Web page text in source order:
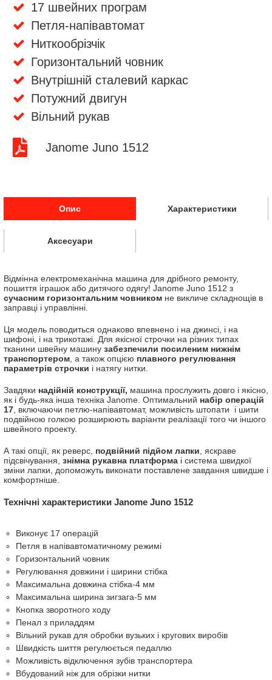
17 швейних програм
Петля-напівавтомат
Ниткообрізчік
Горизонтальний човник
Внутрішній сталевий каркас
Потужний двигун
Вільний рукав
Janome Juno 1512
Опис Характеристики
Аксесуари
Відмінна електромеханічна машина для дрібного ремонту,
пошиття іграшок або дитячого одягу! Janome Juno 1512 з
сучасним горизонтальним човником не викличе складнощів в
заправці і управлінні.
Ця модель поводиться однаково впевнено і на джинсі, і на
шифоні, і на трикотажі. Для якісної строчки на різних типах
тканини швейну машину забезпечили посиленим нижнім
транспортером , а також опцією плавного регулювання
параметрів строчки і натягу нитки.
Завдяки надійній конструкції, машина прослужить довго і якісно,
​​як і будь-яка інша техніка Janome. Оптимальний набір операцій
17 , включаючи петлю-напівавтомат, можливість штопати і шити
подвійною голкою розширюють варіанти реалізації того чи іншого
швейного проекту.
А такі опції, як реверс, подвійний підйом лапки , яскраве
підсвічування, знімна рукавна платформа і система швидкої
зміни лапки, допоможуть виконати поставлене завдання швидше і
комфортніше.
Технічні характеристики Janome Juno 1512
Виконує 17 операцій
Петля в напівавтоматичному режимі
Горизонтальний човник
Регулювання довжини і ширини стібка
Максимальна довжина стібка-4 мм
Максимальна ширина зигзага-5 мм
Кнопка зворотного ходу
Пенал з приладдям
Вільний рукав для обробки вузьких і кругових виробів
Швидкість шиття регулюється педаллю
Можливість відключення зубів транспортера
Вбудований ніж для обрізки нитки